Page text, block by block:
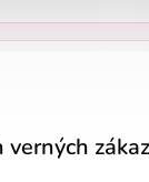
verných